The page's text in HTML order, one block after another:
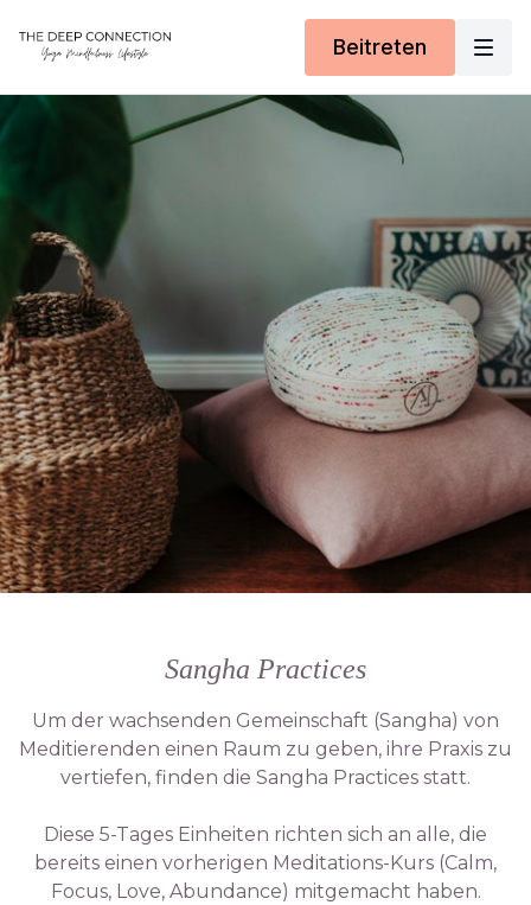
Beitreten
Sangha Practices
Um der wachsenden Gemeinschaft (Sangha) von
Meditierenden einen Raum zu geben, ihre Praxis zu
vertiefen, finden die Sangha Practices statt.
Diese 5-Tages Einheiten richten sich an alle, die
bereits einen vorherigen Meditations-Kurs (Calm,
Focus, Love, Abundance) mitgemacht haben.